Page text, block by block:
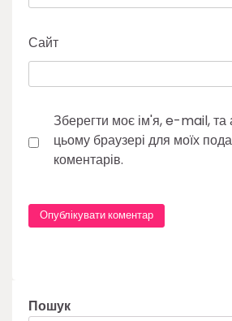
Сайт
Зберегти моє ім'я, e-mail, та
цьому браузері для моїх
коментарів.
Пошук